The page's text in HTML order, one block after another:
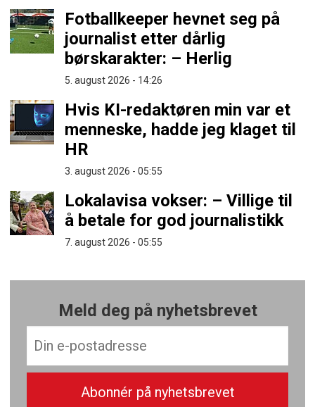
Fotballkeeper hevnet seg på
journalist etter dårlig
børskarakter: – Herlig
5. august 2026 - 14:26
Hvis KI-redaktøren min var et
menneske, hadde jeg klaget til
HR
3. august 2026 - 05:55
Lokalavisa vokser: – Villige til
å betale for god journalistikk
7. august 2026 - 05:55
Meld deg på nyhetsbrevet